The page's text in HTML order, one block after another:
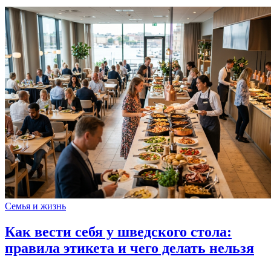
Семья и жизнь
Как вести себя у шведского стола:
правила этикета и чего делать нельзя